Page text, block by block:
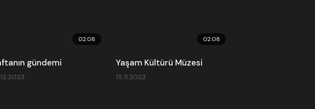
02:08
gündemi
02:08
Yaşam Kültürü Müzesi
15.11.2023